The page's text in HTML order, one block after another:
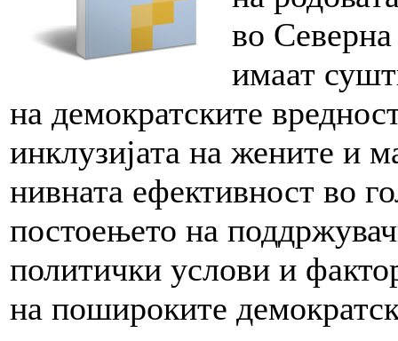
во
имаат
на демократските
инклузијата на жените и
нивната ефективност во
постоењето на
политички услови и
на пошироките